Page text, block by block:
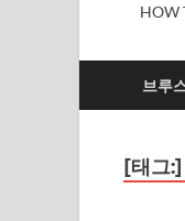
HOW
브루
[태그:]